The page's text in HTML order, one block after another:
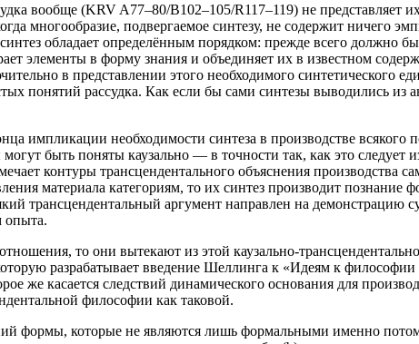
вооб­ще (KRV A77–80/B102–105/R117–119) не
мно­го­об­ра­зие, под­вер­га­е­мое син­те­зу, не содер­жит ниче­го
обла­да­ет опре­де­лён­ным поряд­ком: преж­де все­го долж­но
эле­мен­ты в фор­му зна­ния и объ­еди­ня­ет их в извест­ном
в пред­став­ле­нии это­го необ­хо­ди­мо­го син­те­ти­че­ско­го
поня­тий рас­суд­ка. Как если бы сами син­те­зы выво­ди­лись из
импли­ка­ции необ­хо­ди­мо­сти син­те­за в про­из­вод­стве
быть поня­ты кау­заль­но — в точ­но­сти так, как это сле­ду­ет
кон­ту­ры транс­цен­ден­таль­но­го объ­яс­не­ния про­из­вод­ства
мате­ри­а­ла кате­го­ри­ям, то их син­тез про­из­во­дит
транс­цен­ден­таль­ный аргу­мент направ­лен на демон­стра­цию
опыта.
то они выте­ка­ют из этой кау­заль­но-
раз­ра­ба­ты­ва­ет вве­де­ние Шел­лин­га к «Иде­ям к
же каса­ет­ся след­ствий дина­ми­че­ско­го осно­ва­ния для
фило­со­фии как таковой.
фор­мы, кото­рые не явля­ют­ся лишь фор­маль­ны­ми имен­но